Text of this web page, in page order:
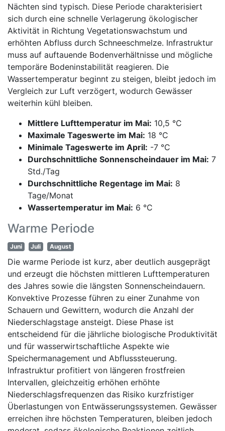
Nächten sind typisch. Diese Periode charakterisiert
sich durch eine schnelle Verlagerung ökologischer
Aktivität in Richtung Vegetationswachstum und
erhöhten Abfluss durch Schneeschmelze. Infrastruktur
muss auf auftauende Bodenverhältnisse und mögliche
temporäre Bodeninstabilität reagieren. Die
Wassertemperatur beginnt zu steigen, bleibt jedoch im
Vergleich zur Luft verzögert, wodurch Gewässer
weiterhin kühl bleiben.
Mittlere Lufttemperatur im Mai: 10,5 °C
Maximale Tageswerte im Mai: 18 °C
Minimale Tageswerte im April: -7 °C
Durchschnittliche Sonnenscheindauer im Mai: 7
Std./Tag
Durchschnittliche Regentage im Mai: 8
Tage/Monat
Wassertemperatur im Mai: 6 °C
Warme Periode
Juni Juli August
Die warme Periode ist kurz, aber deutlich ausgeprägt
und erzeugt die höchsten mittleren Lufttemperaturen
des Jahres sowie die längsten Sonnenscheindauern.
Konvektive Prozesse führen zu einer Zunahme von
Schauern und Gewittern, wodurch die Anzahl der
Niederschlagstage ansteigt. Diese Phase ist
entscheidend für die jährliche biologische Produktivität
und für wasserwirtschaftliche Aspekte wie
Speichermanagement und Abflusssteuerung.
Infrastruktur profitiert von längeren frostfreien
Intervallen, gleichzeitig erhöhen erhöhte
Niederschlagsfrequenzen das Risiko kurzfristiger
Überlastungen von Entwässerungssystemen. Gewässer
erreichen ihre höchsten Temperaturen, bleiben jedoch